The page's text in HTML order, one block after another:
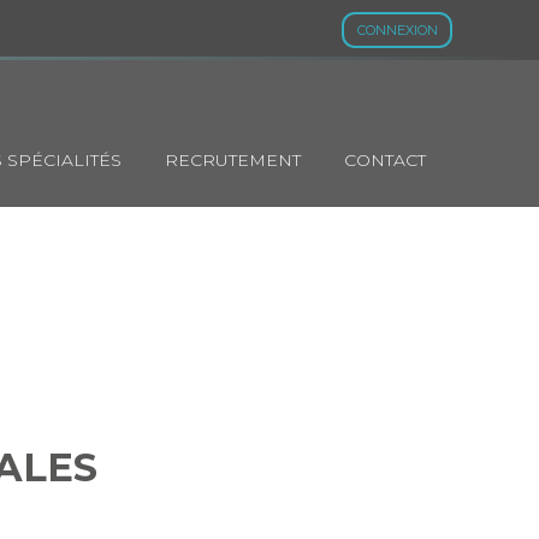
CONNEXION
SPÉCIALITÉS RECRUTEMENT CONTACT